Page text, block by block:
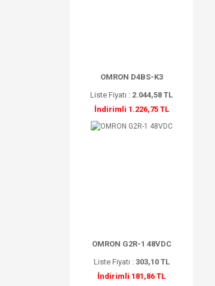
OMRON D4BS-K3
Liste Fiyatı : 2.044,58 TL
İndirimli 1.226,75 TL
OMRON G2R-1 48VDC
Liste Fiyatı : 303,10 TL
İndirimli 181,86 TL